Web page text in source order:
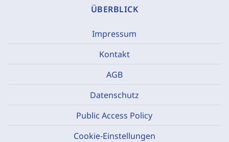
ÜBERBLICK
Impressum
Kontakt
AGB
Datenschutz
Public Access Policy
Cookie-Einstellungen